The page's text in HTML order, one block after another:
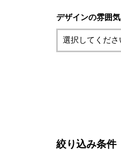
デザインの雰囲気
絞り込み条件